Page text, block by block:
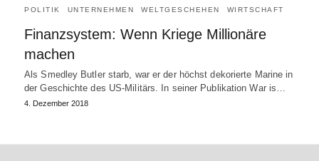
POLITIK UNTERNEHMEN WELTGESCHEHEN WIRTSCHAFT
Finanzsystem: Wenn Kriege Millionäre
machen
Als Smedley Butler starb, war er der höchst dekorierte Marine in
der Geschichte des US-Militärs. In seiner Publikation War is…
4. Dezember 2018